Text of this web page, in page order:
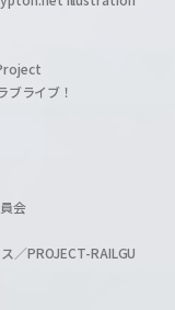
ライブ！
会
／PROJECT-RAILGU